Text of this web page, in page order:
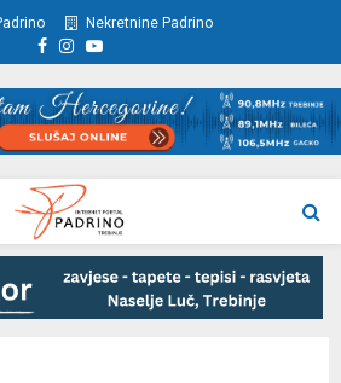
Nekretnine Padrino
Facebook
Instagram
Youtube